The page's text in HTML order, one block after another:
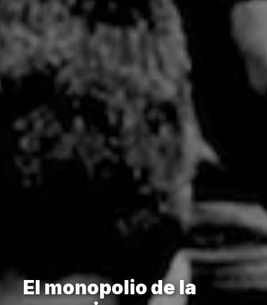
El monopolio de la